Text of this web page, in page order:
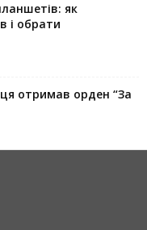
як
і обрати
отримав орден “За